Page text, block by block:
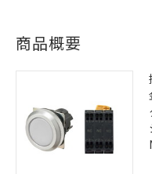
商品概要